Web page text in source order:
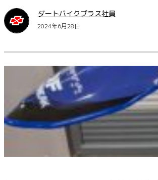
ダートバイクプラス社員
2024年6月28日